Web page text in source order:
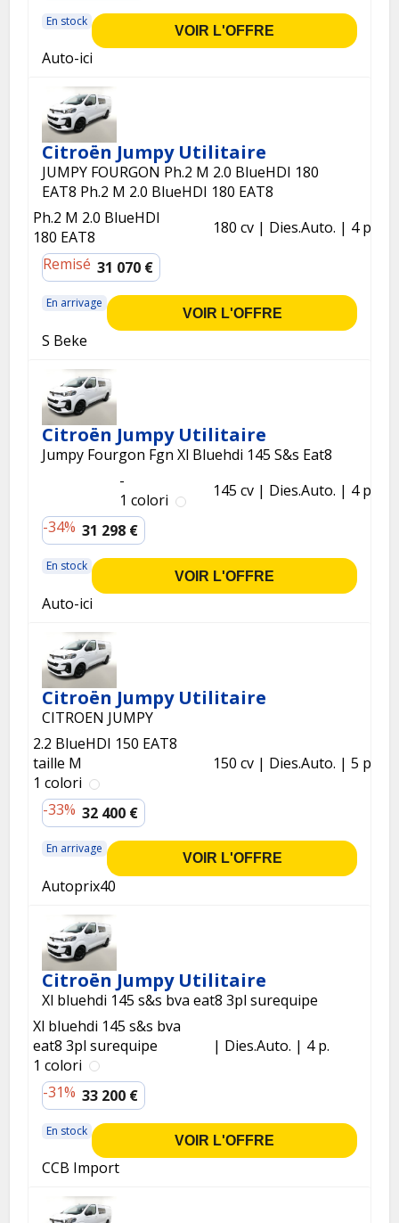
En stock
VOIR L'OFFRE
Auto-ici
Citroën Jumpy Utilitaire
JUMPY FOURGON Ph.2 M 2.0 BlueHDI 180
EAT8 Ph.2 M 2.0 BlueHDI 180 EAT8
Ph.2 M 2.0 BlueHDI
180 EAT8
180 cv Dies.Auto.
4 p.
Remisé 31 070 €
En arrivage
VOIR L'OFFRE
S Beke
Citroën Jumpy Utilitaire
Jumpy Fourgon Fgn Xl Bluehdi 145 S&s Eat8
-
1 colori
145 cv Dies.Auto.
4 p.
-34% 31 298 €
En stock
VOIR L'OFFRE
Auto-ici
Citroën Jumpy Utilitaire
CITROEN JUMPY
2.2 BlueHDI 150 EAT8
taille M
1 colori
150 cv Dies.Auto. 5 p.
-33% 32 400 €
En arrivage
VOIR L'OFFRE
Autoprix40
Citroën Jumpy Utilitaire
Xl bluehdi 145 s&s bva eat8 3pl surequipe
Xl bluehdi 145 s&s bva
eat8 3pl surequipe
1 colori
Dies.Auto. 4 p.
-31% 33 200 €
En stock
VOIR L'OFFRE
CCB Import